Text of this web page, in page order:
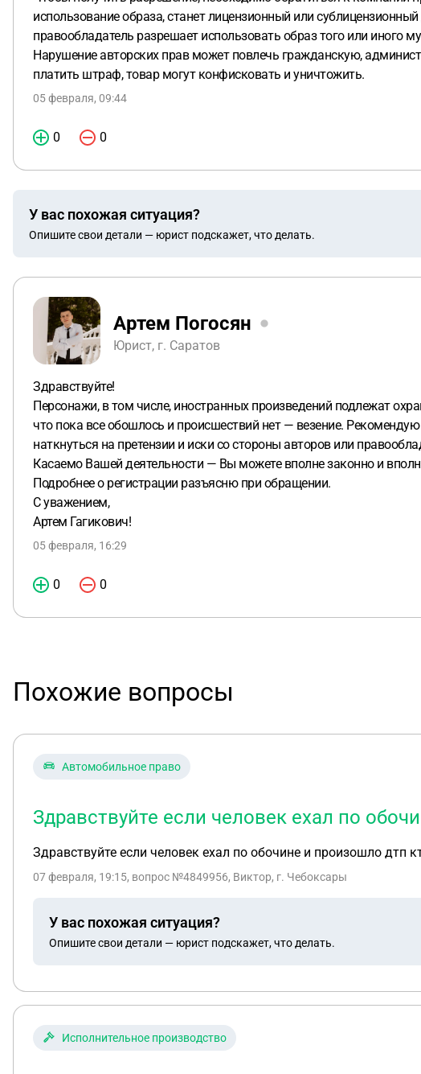
использование образа, станет лицензионный или
правообладатель разрешает использовать образ того или иного
Нарушение авторских прав может повлечь гражданскую,
платить штраф, товар могут конфисковать и уничтожить.
05 февраля, 09:44
0 0
У вас похожая ситуация?
Опишите свои детали — юрист подскажет, что делать.
Артем Погосян
Юрист, г. Саратов
Здравствуйте!
Персонажи, в том числе, иностранных произведений подлежат
что пока все обошлось и происшествий нет — везение.
наткнуться на претензии и иски со стороны авторов или
Касаемо Вашей деятельности — Вы можете вполне законно и
Подробнее о регистрации разъясню при обращении.
С уважением,
Артем Гагикович!
05 февраля, 16:29
0 0
Похожие вопросы
Автомобильное право
Здравствуйте если человек ехал по
Здравствуйте если человек ехал по обочине и произошло дтп
07 февраля, 19:15, вопрос №4849956, Виктор, г. Чебоксары
У вас похожая ситуация?
Опишите свои детали — юрист подскажет, что делать.
Исполнительное производство